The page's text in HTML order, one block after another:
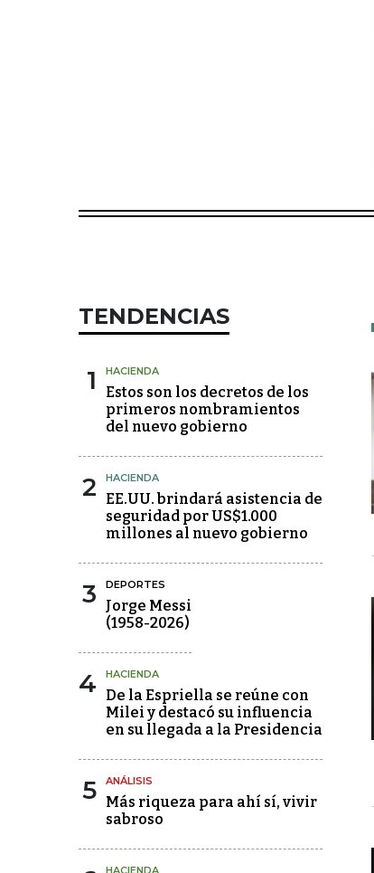
TENDENCIAS
1 HACIENDA
Estos son los decretos de los
primeros nombramientos
del nuevo gobierno
2 HACIENDA
EE.UU. brindará asistencia de
seguridad por US$1.000
millones al nuevo gobierno
3 DEPORTES
Jorge Messi
(1958-2026)
4 HACIENDA
De la Espriella se reúne con
Milei y destacó su influencia
en su llegada a la Presidencia
5 ANÁLISIS
Más riqueza para ahí sí, vivir
sabroso
HACIENDA